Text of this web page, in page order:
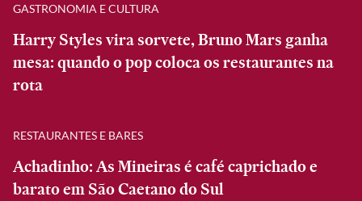
GASTRONOMIA E CULTURA
Harry Styles vira sorvete, Bruno Mars ganha
mesa: quando o pop coloca os restaurantes na
rota
RESTAURANTES E BARES
Achadinho: As Mineiras é café caprichado e
barato em São Caetano do Sul